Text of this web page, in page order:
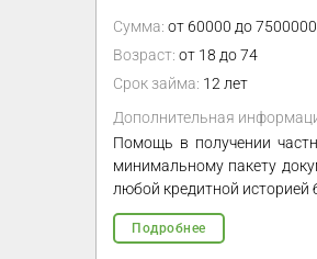
Сумма: от 60000 до 7500000
Возраст: от 18 до 74
Срок займа: 12 лет
Дополнительная
Помощь в получении
минимальному пакету
любой кредитной историей
Подробнее